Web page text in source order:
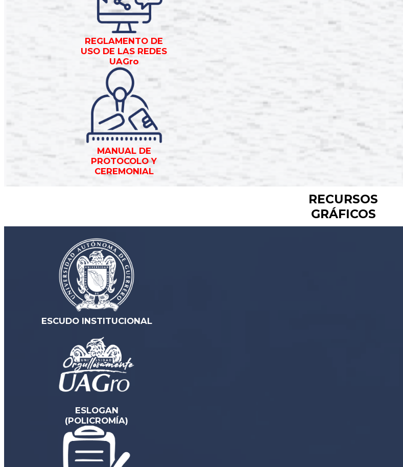
REGLAMENTO DE
USO DE LAS REDES
UAGro
MANUAL DE
PROTOCOLO Y
CEREMONIAL
RECURSOS
GRÁFICOS
ESCUDO INSTITUCIONAL
ESLOGAN
(POLICROMÍA)